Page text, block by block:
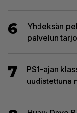
6
Yhdeksän
palvelun
7
PS1-ajan
uudistettuna